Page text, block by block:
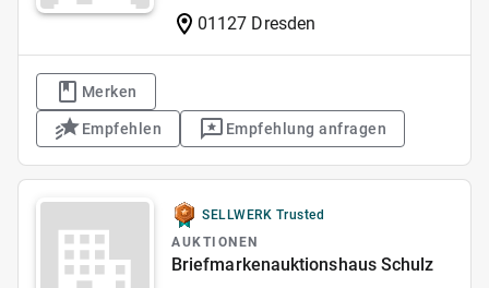
01127 Dresden
Merken
Empfehlen Empfehlung anfragen
SELLWERK Trusted
AUKTIONEN
Briefmarkenauktionshaus Schulz